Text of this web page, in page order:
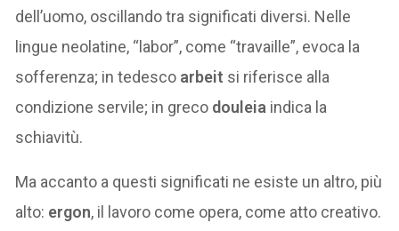
dell’uomo, oscillando tra significati diversi. Nelle
lingue neolatine, “labor”, come “travaille”, evoca la
sofferenza; in tedesco arbeit si riferisce alla
condizione servile; in greco douleia indica la
schiavitù.
Ma accanto a questi significati ne esiste un altro, più
alto: ergon, il lavoro come opera, come atto creativo.